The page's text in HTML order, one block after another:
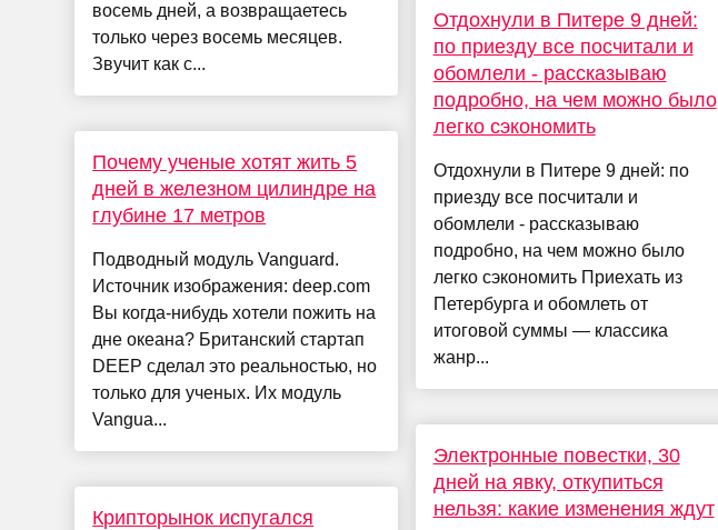
восемь дней, а возвращаетесь
только через восемь месяцев.
Звучит как с...
Почему ученые хотят жить 5
дней в железном цилиндре на
глубине 17 метров
Подводный модуль Vanguard.
Источник изображения: deep.com
Вы когда-нибудь хотели пожить на
дне океана? Британский стартап
DEEP сделал это реальностью, но
только для ученых. Их модуль
Vangua...
Крипторынок испугался
Отдохнули в Питере 9 дней:
по приезду все посчитали и
обомлели - рассказываю
подробно, на чем можно было
легко сэкономить
Отдохнули в Питере 9 дней: по
приезду все посчитали и
обомлели - рассказываю
подробно, на чем можно было
легко сэкономить Приехать из
Петербурга и обомлеть от
итоговой суммы — классика
жанр...
Электронные повестки, 30
дней на явку, откупиться
нельзя: какие изменения ждут